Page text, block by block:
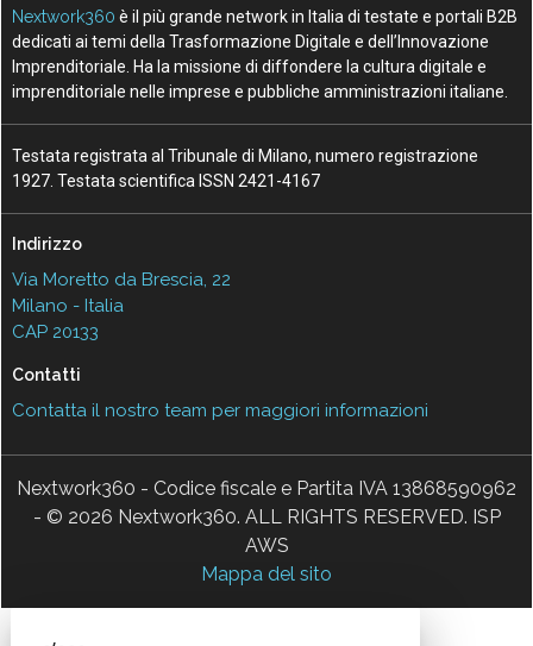
Nextwork360 è il più grande network in Italia di testate e portali B2B
dedicati ai temi della Trasformazione Digitale e dell’Innovazione
Imprenditoriale. Ha la missione di diffondere la cultura digitale e
imprenditoriale nelle imprese e pubbliche amministrazioni italiane.
Testata registrata al Tribunale di Milano, numero registrazione
1927. Testata scientifica ISSN 2421-4167
Indirizzo
Via Moretto da Brescia, 22
Milano - Italia
CAP 20133
Contatti
Contatta il nostro team per maggiori informazioni
Nextwork360 - Codice fiscale e Partita IVA 13868590962
- © 2026 Nextwork360. ALL RIGHTS RESERVED. ISP
AWS
Mappa del sito